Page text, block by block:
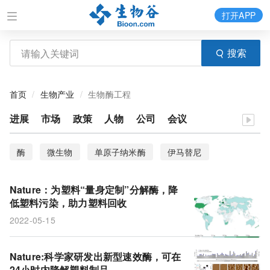
搜索
打开APP
首页 生物产业 生物酶工程
进展 市场 政策 人物 公司 会议
酶 微生物 单原子纳米酶
伊马替尼
Nature：为塑料“量身定制”分解酶，降
低塑料污染，助力塑料回收
2022-05-15
Nature:科学家研发出新型速效酶，可在